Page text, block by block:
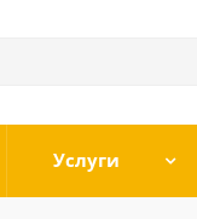
Услуги